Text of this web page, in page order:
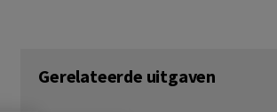
Gerelateerde uitgaven